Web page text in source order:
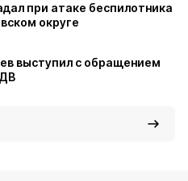
при атаке беспилотника
округе
выступил с обращением